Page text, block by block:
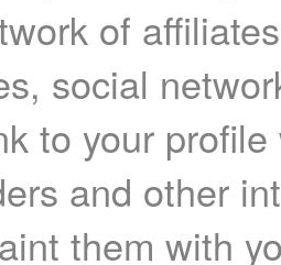
of
social
to your
and other
them with